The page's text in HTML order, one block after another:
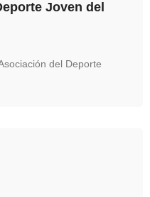
Joven del
del Deporte